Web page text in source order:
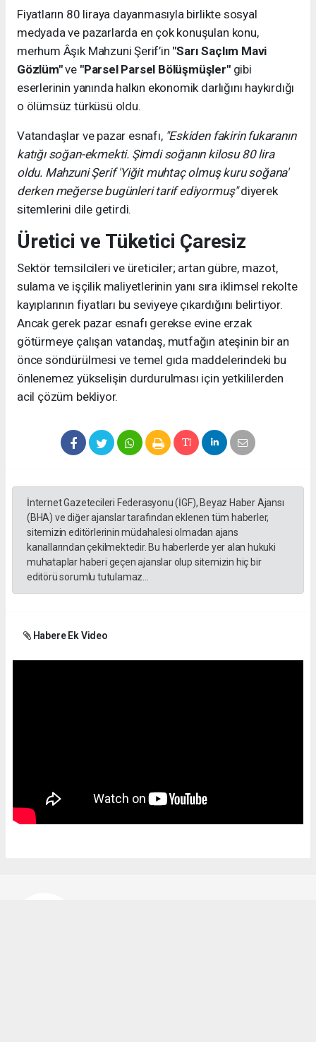
Fiyatların 80 liraya dayanmasıyla birlikte sosyal
medyada ve pazarlarda en çok konuşulan konu,
merhum Âşık Mahzuni Şerif’in "Sarı Saçlım Mavi
Gözlüm"ve "Parsel Parsel Bölüşmüşler"gibi
eserlerinin yanında halkın ekonomik darlığını haykırdığı
o ölümsüz türküsü oldu.
Vatandaşlar ve pazar esnafı, "Eskiden fakirin fukaranın
katığı soğan-ekmekti. Şimdi soğanın kilosu 80 lira
oldu. Mahzuni Şerif 'Yiğit muhtaç olmuş kuru soğana'
derken meğerse bugünleri tarif ediyormuş"diyerek
sitemlerini dile getirdi.
Üretici ve Tüketici Çaresiz
Sektör temsilcileri ve üreticiler; artan gübre, mazot,
sulama ve işçilik maliyetlerinin yanı sıra iklimsel rekolte
kayıplarının fiyatları bu seviyeye çıkardığını belirtiyor.
Ancak gerek pazar esnafı gerekse evine erzak
götürmeye çalışan vatandaş, mutfağın ateşinin bir an
önce söndürülmesi ve temel gıda maddelerindeki bu
önlenemez yükselişin durdurulması için yetkililerden
acil çözüm bekliyor.
İnternet Gazetecileri Federasyonu (İGF), Beyaz Haber Ajansı
(BHA) ve diğer ajanslar tarafından eklenen tüm haberler,
sitemizin editörlerinin müdahalesi olmadan ajans
kanallarından çekilmektedir. Bu haberlerde yer alan hukuki
muhataplar haberi geçen ajanslar olup sitemizin hiç bir
editörü sorumlu tutulamaz...
Habere Ek Video